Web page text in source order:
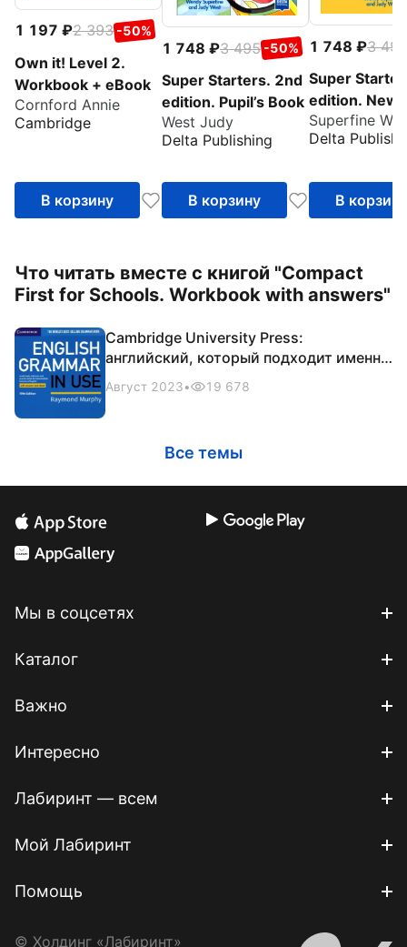
1 197 2 393 -50%
Own it! Level 2.
Workbook + eBook
Cornford Annie
Cambridge
В корзину
1 748 3 495 -50%
Super Starters. 2nd
edition. Pupil’s Book
West Judy
Delta Publishing
В корзину
1 748
3 495
Super
edition. New
for the
2018 exam.
Superfine
Delta
В корзину
Что читать вместе с книгой "Compact
First for Schools. Workbook with answers"
Cambridge University Press:
английский, который подходит именно
вам
Август 2023• 19 678
Все темы
Мы в соцсетях
Каталог
Важно
Интересно
Лабиринт — всем
Мой Лабиринт
Помощь
© Холдинг «Лабиринт»